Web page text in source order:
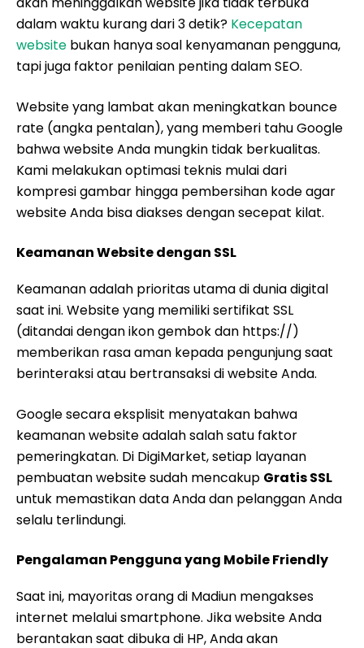
dalam waktu kurang dari 3 detik? Kecepatan
website bukan hanya soal kenyamanan pengguna,
tapi juga faktor penilaian penting dalam SEO.
Website yang lambat akan meningkatkan bounce
rate (angka pentalan), yang memberi tahu Google
bahwa website Anda mungkin tidak berkualitas.
Kami melakukan optimasi teknis mulai dari
kompresi gambar hingga pembersihan kode agar
website Anda bisa diakses dengan secepat kilat.
Keamanan Website dengan SSL
Keamanan adalah prioritas utama di dunia digital
saat ini. Website yang memiliki sertifikat SSL
(ditandai dengan ikon gembok dan https://)
memberikan rasa aman kepada pengunjung saat
berinteraksi atau bertransaksi di website Anda.
Google secara eksplisit menyatakan bahwa
keamanan website adalah salah satu faktor
pemeringkatan. Di DigiMarket, setiap layanan
pembuatan website sudah mencakup Gratis SSL
untuk memastikan data Anda dan pelanggan Anda
selalu terlindungi.
Pengalaman Pengguna yang Mobile Friendly
Saat ini, mayoritas orang di Madiun mengakses
internet melalui smartphone. Jika website Anda
berantakan saat dibuka di HP, Anda akan